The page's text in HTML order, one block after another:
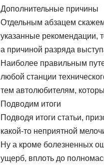
Дополнительные причины
Отдельным абзацем
указанные рекомендации,
а причиной разряда
Наиболее правильным
любой станции
тем автолюбителям,
Подводим итоги
Подводя итоги статьи,
какой-то неприятной
Ну а кроме болезненных
ущерб, вплоть до